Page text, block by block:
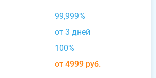
99,999%
от 3 дней
100%
от 4999 руб.